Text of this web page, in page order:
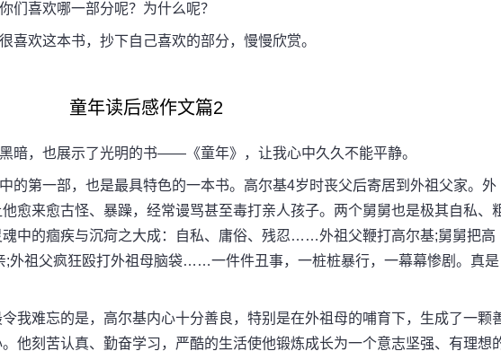
喜欢哪一部分呢？为什么呢？
欢这本书，抄下自己喜欢的部分，慢慢欣赏。
童年读后感作文篇2
，也展示了光明的书——《童年》，让我心中久久不能平静。
第一部，也是最具特色的一本书。高尔基4岁时丧父后寄居到外祖父家。外
愈来愈古怪、暴躁，经常谩骂甚至毒打亲人孩子。两个舅舅也是极其自私、
中的痼疾与沉疴之大成：自私、庸俗、残忍……外祖父鞭打高尔基;舅舅把高
;外祖父疯狂殴打外祖母脑袋……一件件丑事，一桩桩暴行，一幕幕惨剧。真是
难忘的是，高尔基内心十分善良，特别是在外祖母的哺育下，生成了一颗
他刻苦认真、勤奋学习，严酷的生活使他锻炼成长为一个意志坚强、有理想